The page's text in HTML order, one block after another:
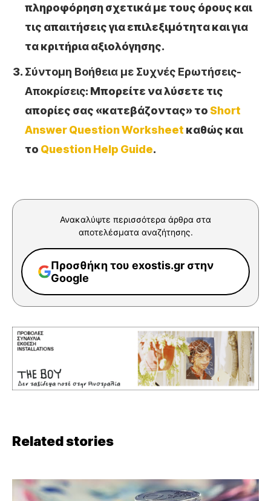
πληροφόρηση σχετικά με τους όρους και
τις απαιτήσεις για επιλεξιμότητα και για
τα κριτήρια αξιολόγησης.
Σύντομη Βοήθεια με Συχνές Ερωτήσεις-
Αποκρίσεις: Μπορείτε να λύσετε τις
απορίες σας «κατεβάζοντας» το Short
Answer Question Worksheet καθώς και
το Question Help Guide.
Ανακαλύψτε περισσότερα άρθρα στα
αποτελέσματα αναζήτησης.
Προσθήκη του exostis.gr στην
Google
Related stories